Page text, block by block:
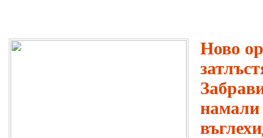
Ново
намали